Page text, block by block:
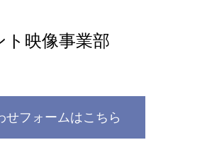
ト映像事業部
せフォームはこちら